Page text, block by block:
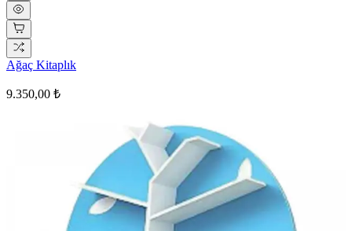
Ağaç Kitaplık
9.350,00 ₺